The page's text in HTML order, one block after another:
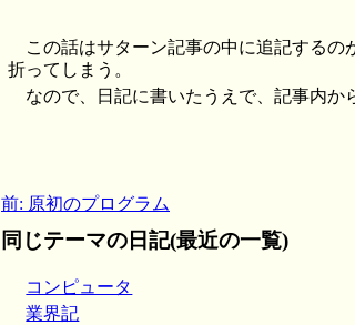
この話はサターン記事の中に追記する
折ってしまう。
なので、日記に書いたうえで、記事内か
前: 原初のプログラム
同じテーマの日記(最近の一覧)
コンピュータ
業界記